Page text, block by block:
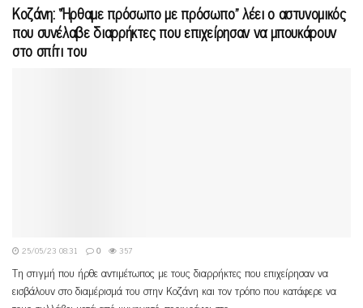
Κοζάνη: “Ήρθαμε πρόσωπο με πρόσωπο” λέει ο αστυνομικός
που συνέλαβε διαρρήκτες που επιχείρησαν να μπουκάρουν
στο σπίτι του
25/05/23 08:31 0 357
Τη στιγμή που ήρθε αντιμέτωπος με τους διαρρήκτες που επιχείρησαν να
εισβάλουν στο διαμέρισμά του στην Κοζάνη και τον τρόπο που κατάφερε να